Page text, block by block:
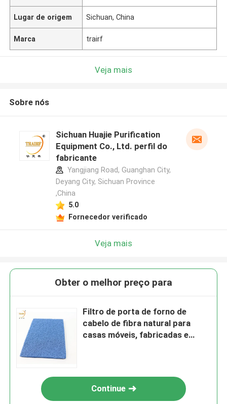
Lugar de origem Sichuan, China
Marca trairf
Veja mais
Sobre nós
Sichuan Huajie Purification
Equipment Co., Ltd. perfil do
fabricante
Yangjiang Road, Guanghan City,
Deyang City, Sichuan Province
,China
5.0
Fornecedor verificado
Veja mais
Obter o melhor preço para
Filtro de porta de forno de
cabelo de fibra natural para
casas móveis, fabricadas e
Continue